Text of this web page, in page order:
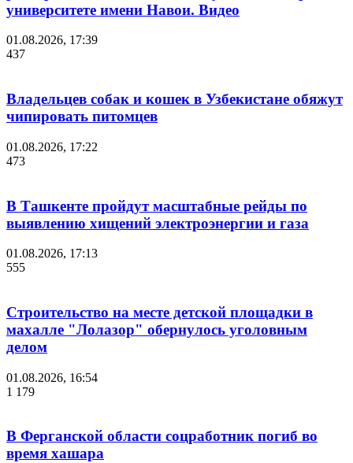
университете имени Навои. Видео
01.08.2026, 17:39
437
Владельцев собак и кошек в Узбекистане обяжут
чипировать питомцев
01.08.2026, 17:22
473
В Ташкенте пройдут масштабные рейды по
выявлению хищений электроэнергии и газа
01.08.2026, 17:13
555
Строительство на месте детской площадки в
махалле "Лолазор" обернулось уголовным
делом
01.08.2026, 16:54
1 179
В Ферганской области соцработник погиб во
время хашара